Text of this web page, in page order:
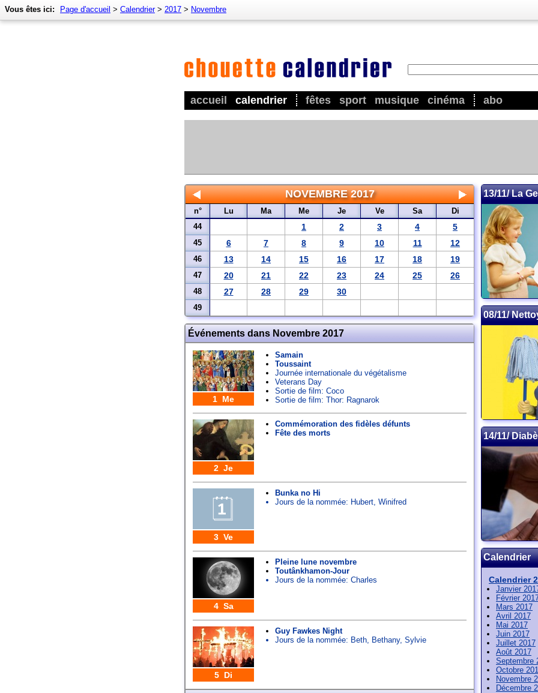
accueil calendrier fêtes sport musique cinéma abo
Vous êtes ici: Page d'accueil > Calendrier> 2017 > Novembre
NOVEMBRE 2017
n° Lu Ma Me Je Ve Sa
Di
44
1 2 3 4 5
45 6 7 8 9 10 11 12
46 13 14 15 16 17 18 19
47 20 21 22 23 24 25 26
48 27 28 29 30
49
Événements dans Novembre 2017
1 Me
Samain
Toussaint
Journée internationale du végétalisme
Veterans Day
Sortie de film: Coco
Sortie de film: Thor: Ragnarok
2 Je
Commémoration des fidèles défunts
Fête des morts
3 Ve
Bunka no Hi
Jours de la nommée: Hubert, Winifred
4 Sa
Pleine lune novembre
Toutânkhamon-Jour
Jours de la nommée: Charles
5 Di
Guy Fawkes Night
Jours de la nommée: Beth, Bethany, Sylvie
13/11/ La
08/11/
14/11/
Calendrier
Calendrier
Janvier
Février
Mars 2017
Avril 2017
Mai 2017
Juin 2017
Juillet 2017
Août 2017
Septembre
Octobre
Novembre
Décembre